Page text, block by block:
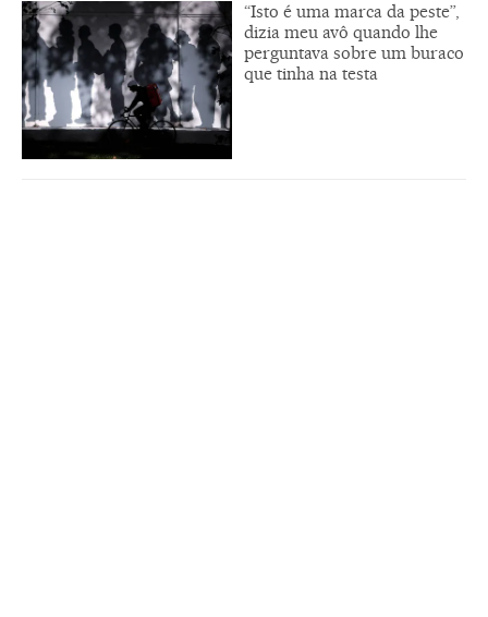
“Isto é uma marca da peste”,
dizia meu avô quando lhe
perguntava sobre um buraco
que tinha na testa